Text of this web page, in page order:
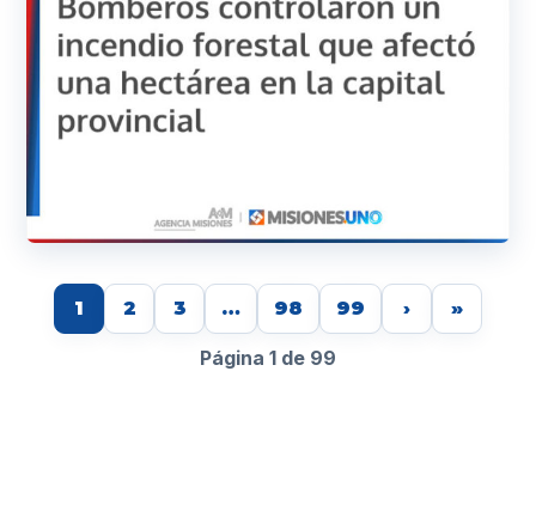
1 2 3 … 98 99 › »
Página 1 de 99